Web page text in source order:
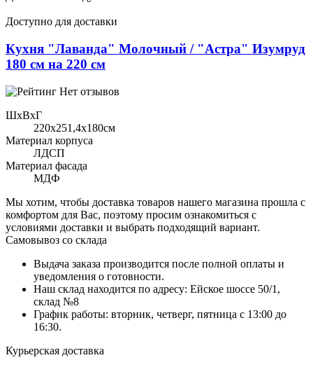
Доступно для доставки
Кухня "Лаванда" Молочный / "Астра" Изумруд
180 см на 220 см
Нет отзывов
ШхВхГ
220x251,4х180см
Материал корпуса
ЛДСП
Материал фасада
МДФ
Мы хотим, чтобы доставка товаров нашего магазина прошла с
комфортом для Вас, поэтому просим ознакомиться с
условиями доставки и выбрать подходящий вариант.
Самовывоз со склада
Выдача заказа производится после полной оплаты и
уведомления о готовности.
Наш склад находится по адресу: Ейское шоссе 50/1,
склад №8
График работы: вторник, четверг, пятница с 13:00 до
16:30.
Курьерская доставка